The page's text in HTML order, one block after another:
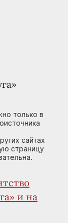
только в
сайтах
страницу
и на